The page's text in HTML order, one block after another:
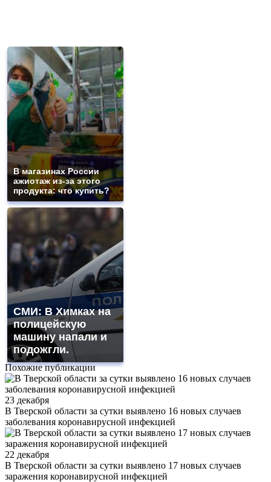
В магазинах России
ажиотаж из-за этого
продукта: что купить?
СМИ: В Химках на
полицейскую
машину напали и
подожгли.
Похожие публикации
23 декабря
В Тверской области за сутки выявлено 16 новых случаев
заболевания коронавирусной инфекцией
22 декабря
В Тверской области за сутки выявлено 17 новых случаев
заражения коронавирусной инфекцией